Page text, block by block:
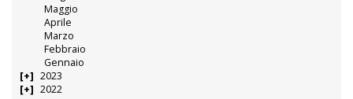
Maggio
Aprile
Marzo
Febbraio
Gennaio
2023
2022